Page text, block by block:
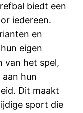
biedt een
iedereen.
en
eigen
van het spel,
hun
Dit maakt
sport die